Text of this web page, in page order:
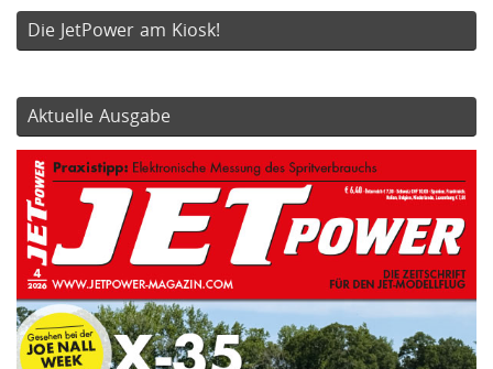
Die JetPower am Kiosk!
Aktuelle Ausgabe